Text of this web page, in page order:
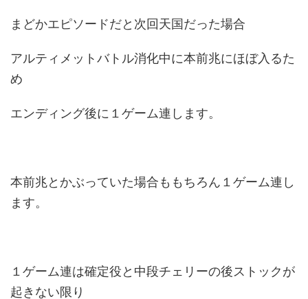
まどかエピソードだと次回天国だった場合
アルティメットバトル消化中に本前兆にほぼ入るた
め
エンディング後に１ゲーム連します。
本前兆とかぶっていた場合ももちろん１ゲーム連し
ます。
１ゲーム連は確定役と中段チェリーの後ストックが
起きない限り